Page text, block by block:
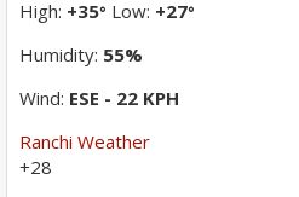
High: +35° Low: +27°
Humidity: 55%
Wind: ESE - 22 KPH
Ranchi Weather
+28